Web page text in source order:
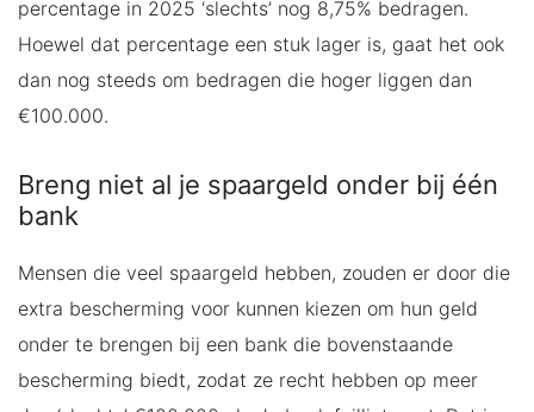
percentage in 2025 ‘slechts’ nog 8,75% bedragen.
Hoewel dat percentage een stuk lager is, gaat het ook
dan nog steeds om bedragen die hoger liggen dan
€100.000.
Breng niet al je spaargeld onder bij één
bank
Mensen die veel spaargeld hebben, zouden er door die
extra bescherming voor kunnen kiezen om hun geld
onder te brengen bij een bank die bovenstaande
bescherming biedt, zodat ze recht hebben op meer